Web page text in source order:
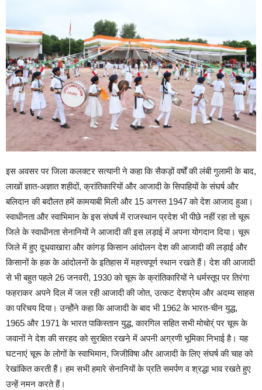
इस अवसर पर जिला कलक्टर सत्यानी ने कहा कि सैकड़ों वर्षों की लंबी गुलामी के बाद,
लाखों ज्ञात-अज्ञात शहीदों, क्रांतिकारियों और आजादी के सिपाहियों के संघर्ष और
बलिदान की बदौलत हमें कामयाबी मिली और 15 अगस्त 1947 को देश आजाद हुआ।
स्वाधीनता और स्वाभिमान के इस संघर्ष में राजस्थान प्रदेश भी पीछे नहीं रहा तो चूरू
जिले के स्वाधीनता सेनानियों ने आजादी की इस लड़ाई में अपना योगदान दिया। चूरू
जिले में हुए दूधवाखारा और कांगड़ किसान आंदोलन देश की आजादी की लड़ाई और
किसानों के हक के आंदोलनों के इतिहास में महत्त्वपूर्ण स्थान रखते हैं। देश की आजादी
से भी बहुत पहले 26 जनवरी, 1930 को चूरू के क्रांतिकारियों ने धर्मस्तूप पर तिरंगा
फहराकर अपने दिल में जल रही आजादी की जोत, उत्कट देशप्रेम और अदम्य साहस
का परिचय दिया। उन्होेंने कहा कि आजादी के बाद भी 1962 के भारत-चीन युद्ध,
1965 और 1971 के भारत पाकिस्तान युद्ध, कारगिल सहित सभी मोचोर्ं पर चूरू के
जवानों ने देश की सरहद को सुरक्षित रखने में अपनी अग्रणी भूमिका निभाई है। यह
घटनाएं चूरू के लोगों के स्वाभिमान, जिजीविषा और आजादी के लिए संघर्ष की चाह को
रेखांकित करती हैं। हम सभी हमारे सेनानियों के प्रति समर्पण व श्रद्धा भाव रखते हुए
उन्हें नमन करते हैं।